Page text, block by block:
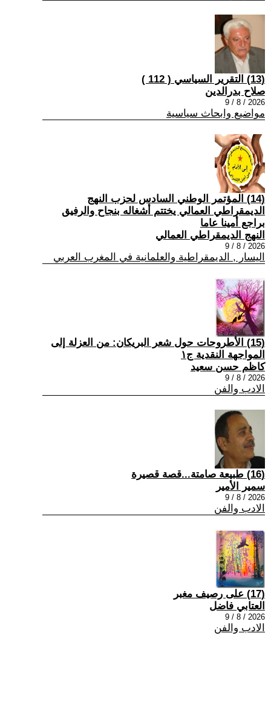
(13) التقرير السياسي ( 112 )
صلاح بدرالدين
2026 / 8 / 9
مواضيع وابحاث سياسية
(14) المؤتمر الوطني السادس لحزب النهج
الديمقراطي العمالي يختتم أشغاله بنجاح والرفيق
براجع أمينا عاما
النهج الديمقراطي العمالي
2026 / 8 / 9
اليسار , الديمقراطية والعلمانية في المغرب العربي
(15) الأطروحات حول شعر البريكان: من العزلة إلى
المواجهة النقدية ج١
كاظم حسن سعيد
2026 / 8 / 9
الادب والفن
(16) طبيعة صامتة...قصة قصيرة
سمير الأمير
2026 / 8 / 9
الادب والفن
(17) على رصيف مغبر
العتابي فاضل
2026 / 8 / 9
الادب والفن